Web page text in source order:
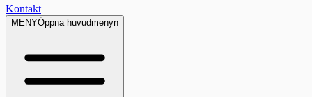
Kontakt
MENYÖppna huvudmenyn